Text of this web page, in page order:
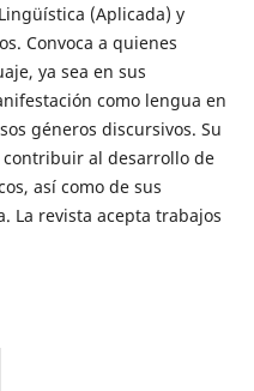
(Aplicada) y
Convoca a quienes
ya sea en sus
como lengua en
géneros discursivos. Su
al desarrollo de
así como de sus
La revista acepta trabajos